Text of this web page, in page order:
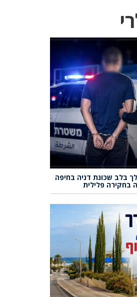
בלב שכונת דניה בחיפה
פלילית